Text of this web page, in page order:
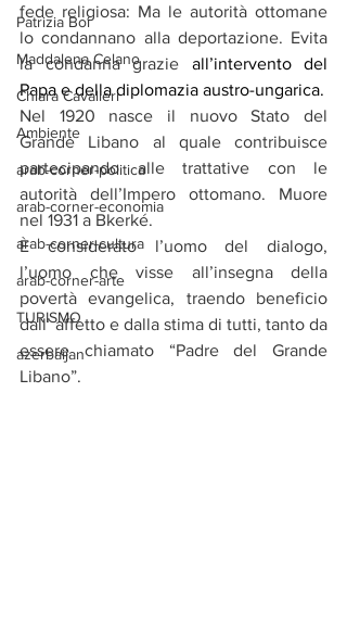
Patrizia Boi
Maddalena Celano
Chiara Cavalieri
Ambiente
arab-corner-politica
arab-corner-economia
arab-corner-cultura
arab-corner-arte
TURISMO
azerbaijan
fede religiosa: Ma le autorità ottomane
lo condannano alla deportazione. Evita
la condanna grazie all’intervento del
Papa e della diplomazia austro-ungarica.
Nel 1920 nasce il nuovo Stato del
Grande Libano al quale contribuisce
partecipando alle trattative con le
autorità dell’Impero ottomano. Muore
nel 1931 a Bkerké.
È considerato l’uomo del dialogo,
l’uomo che visse all’insegna della
povertà evangelica, traendo beneficio
dall’ affetto e dalla stima di tutti, tanto da
essere chiamato “Padre del Grande
Libano”.